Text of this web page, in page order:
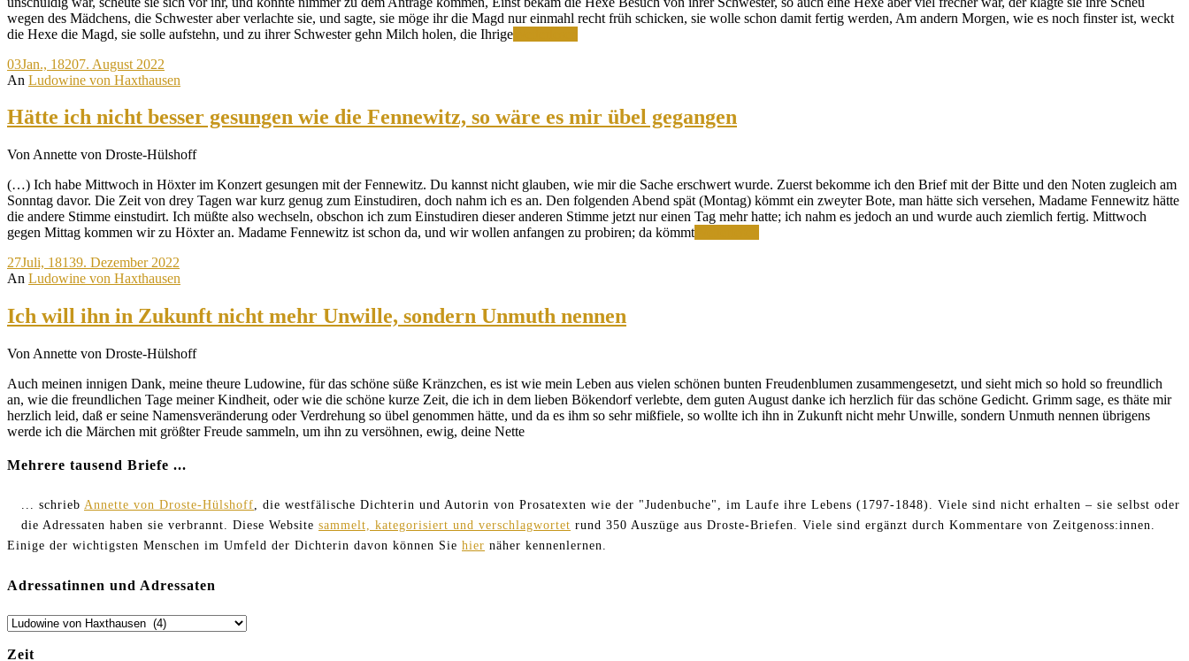
wegen des Mädchens, die Schwester aber verlachte sie, und sagte, sie möge ihr die Magd nur einmahl recht früh schicken, sie wolle schon damit fertig werden, Am andern Morgen, wie es noch finster ist, weckt
die Hexe die Magd, sie solle aufstehn, und zu ihrer Schwester gehn Milch holen, die Ihrige
03Jan., 18207. August 2022
An Ludowine von Haxthausen
Hätte ich nicht besser gesungen wie die Fennewitz, so wäre es mir übel gegangen
Von Annette von Droste-Hülshoff
(…) Ich habe Mittwoch in Höxter im Konzert gesungen mit der Fennewitz. Du kannst nicht glauben, wie mir die Sache erschwert wurde. Zuerst bekomme ich den Brief mit der Bitte und den Noten zugleich am
Sonntag davor. Die Zeit von drey Tagen war kurz genug zum Einstudiren, doch nahm ich es an. Den folgenden Abend spät (Montag) kömmt ein zweyter Bote, man hätte sich versehen, Madame Fennewitz hätte
die andere Stimme einstudirt. Ich müßte also wechseln, obschon ich zum Einstudiren dieser anderen Stimme jetzt nur einen Tag mehr hatte; ich nahm es jedoch an und wurde auch ziemlich fertig. Mittwoch
gegen Mittag kommen wir zu Höxter an. Madame Fennewitz ist schon da, und wir wollen anfangen zu probiren; da kömmt
es
mir
übel
27Juli, 18139. Dezember 2022
An Ludowine von Haxthausen
Ich will ihn in Zukunft nicht mehr Unwille, sondern Unmuth nennen
Von Annette von Droste-Hülshoff
Auch meinen innigen Dank, meine theure Ludowine, für das schöne süße Kränzchen, es ist wie mein Leben aus vielen schönen bunten Freudenblumen zusammengesetzt, und sieht mich so hold so freundlich
an, wie die freundlichen Tage meiner Kindheit, oder wie die schöne kurze Zeit, die ich in dem lieben Bökendorf verlebte, dem guten August danke ich herzlich für das schöne Gedicht. Grimm sage, es thäte mir
herzlich leid, daß er seine Namensveränderung oder Verdrehung so übel genommen hätte, und da es ihm so sehr mißfiele, so wollte ich ihn in Zukunft nicht mehr Unwille, sondern Unmuth nennen übrigens
werde ich die Märchen mit größter Freude sammeln, um ihn zu versöhnen, ewig, deine Nette
Mehrere tausend Briefe ...
... schrieb Annette von Droste-Hülshoff , die westfälische Dichterin und Autorin von Prosatexten wie der "Judenbuche", im Laufe ihre Lebens (1797-1848). Viele sind nicht erhalten – sie selbst oder
die Adressaten haben sie verbrannt. Diese Website sammelt, kategorisiert und verschlagwortet rund 350 Auszüge aus Droste-Briefen. Viele sind ergänzt durch Kommentare von Zeitgenoss:innen.
Einige der wichtigsten Menschen im Umfeld der Dichterin davon können Sie hier näher kennenlernen.
Adressatinnen und Adressaten
Zeit